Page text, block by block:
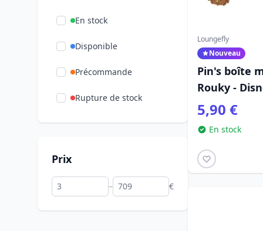
En stock
Disponible
Précommande
Rupture de stock
Prix
– €
Loungefly
Nouveau
Pin's boîte
Rouky -
5,90 €
En stock